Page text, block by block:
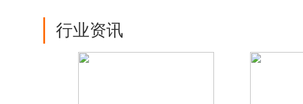
行业资讯